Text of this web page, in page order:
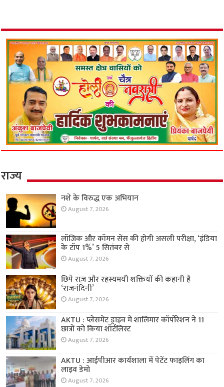
राज्य
नशे के विरुद्ध एक अभियान
August 7, 2026
लॉजिक और कॉमन सेंस की होगी असली परीक्षा, ‘इंडिया
के टॉप 1%’ 5 सितंबर से
August 7, 2026
छिपे राज़ और रहस्यमयी शक्तियों की कहानी है
‘राजनंदिनी’
August 7, 2026
AKTU : प्लेसमेंट ड्राइव में शालिमार कॉर्पोरेशन ने 11
छात्रों को किया शॉर्टलिस्ट
August 7, 2026
AKTU : आईपीआर कार्यशाला में पेटेंट फाइलिंग का
लाइव डेमो
August 7, 2026